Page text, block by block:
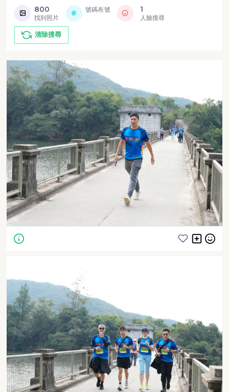
800
找到照片
號碼布號 1
人臉搜尋
清除搜尋